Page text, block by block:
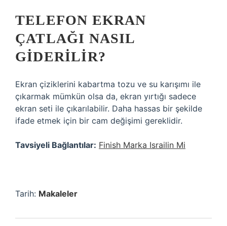
TELEFON EKRAN
ÇATLAĞI NASIL
GIDERILIR?
Ekran çiziklerini kabartma tozu ve su karışımı ile
çıkarmak mümkün olsa da, ekran yırtığı sadece
ekran seti ile çıkarılabilir. Daha hassas bir şekilde
ifade etmek için bir cam değişimi gereklidir.
Tavsiyeli Bağlantılar: Finish Marka Israilin Mi
Tarih: Makaleler